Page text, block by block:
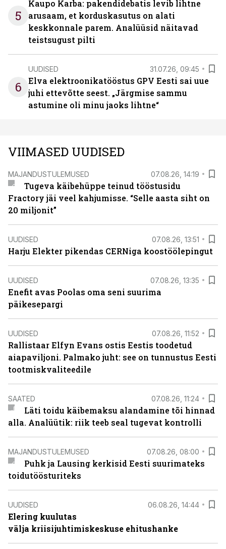
5
Kaupo Karba: pakendidebatis levib lihtne
arusaam, et korduskasutus on alati
keskkonnale parem. Analüüsid näitavad
teistsugust pilti
6
UUDISED 31.07.26, 09:45
Elva elektroonikatööstus GPV Eesti sai uue
juhi ettevõtte seest. „Järgmise sammu
astumine oli minu jaoks lihtne“
VIIMASED UUDISED
MAJANDUSTULEMUSED 07.08.26, 14:19
Tugeva käibehüppe teinud tööstusidu
Fractory jäi veel kahjumisse. “Selle aasta siht on
20 miljonit”
UUDISED 07.08.26, 13:51
Harju Elekter pikendas CERNiga koostöölepingut
UUDISED 07.08.26, 13:35
Enefit avas Poolas oma seni suurima
päikesepargi
UUDISED 07.08.26, 11:52
Rallistaar Elfyn Evans ostis Eestis toodetud
aiapaviljoni. Palmako juht: see on tunnustus Eesti
tootmiskvaliteedile
SAATED 07.08.26, 11:24
Läti toidu käibemaksu alandamine tõi hinnad
alla. Analüütik: riik teeb seal tugevat kontrolli
MAJANDUSTULEMUSED 07.08.26, 08:00
Puhk ja Lausing kerkisid Eesti suurimateks
toidutöösturiteks
UUDISED 06.08.26, 14:44
Elering kuulutas
välja kriisijuhtimiskeskuse ehitushanke